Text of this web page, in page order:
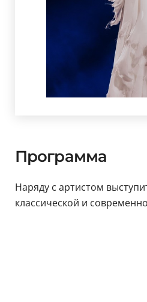
Программа
Наряду с артистом
классической и